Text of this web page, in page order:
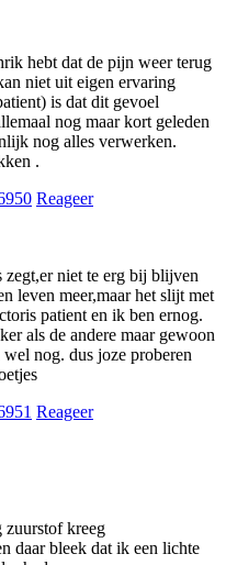
hebt dat de pijn weer terug
niet uit eigen ervaring
is dat dit gevoel
nog maar kort geleden
nog alles verwerken.
.
Reageer
zegt,er niet te erg bij blijven
leven meer,maar het slijt met
patient en ik ben ernog.
als de andere maar gewoon
nog. dus joze proberen
Reageer
zuurstof kreeg
daar bleek dat ik een lichte